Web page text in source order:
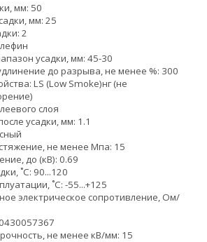
мм: 50
мм: 25
2
усадки, мм: 45-30
до разрыва, не менее %: 300
LS (Low Smoke)нг (не
слоя
усадки, мм: 1.1
не менее Мпа: 15
до (кВ): 0.69
˚С: 90...120
˚С: -55...+125
электрическое сопротивление, Ом/
не менее кВ/мм: 15